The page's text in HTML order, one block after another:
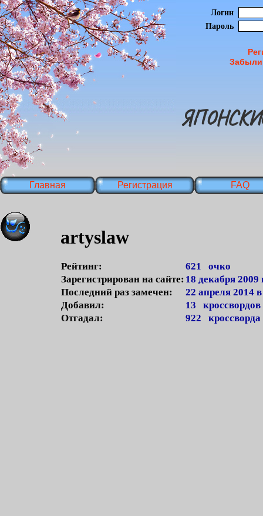
Логин
Пароль
Главная Регистрация FAQ
artyslaw
Рейтинг:
621 очко
Зарегистрирован на сайте: 18 декабря 2009
Последний раз замечен:
22 апреля 2014
Добавил:
13 кроссвордов
Отгадал:
922 кроссворда